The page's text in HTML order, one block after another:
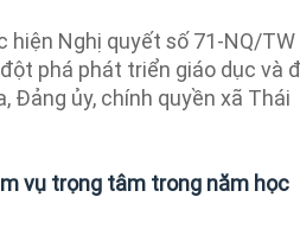
hiện Nghị quyết số 71-NQ/TW
phá phát triển giáo dục và
Đảng ủy, chính quyền xã Thái
vụ trọng tâm trong năm học